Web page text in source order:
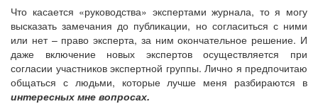
Что касается «руководства» экспертами журнала, то я могу
высказать замечания до публикации, но согласиться с ними
или нет – право эксперта, за ним окончательное решение. И
даже включение новых экспертов осуществляется при
согласии участников экспертной группы. Лично я предпочитаю
общаться с людьми, которые лучше меня разбираются в
интересных мне вопросах.